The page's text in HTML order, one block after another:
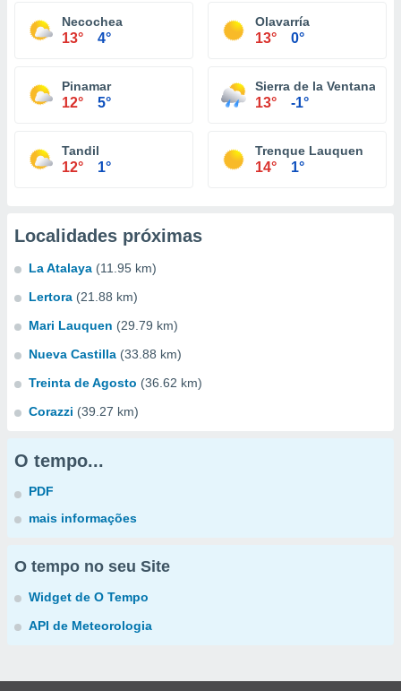
Necochea
13° 4°
Olavarría
13° 0°
Pinamar
12° 5°
Sierra de la Ventana
13° -1°
Tandil
12° 1°
Trenque Lauquen
14° 1°
Localidades próximas
La Atalaya (11.95 km)
Lertora (21.88 km)
Mari Lauquen (29.79 km)
Nueva Castilla (33.88 km)
Treinta de Agosto (36.62 km)
Corazzi (39.27 km)
O tempo...
PDF
mais informações
O tempo no seu Site
Widget de O Tempo
API de Meteorologia